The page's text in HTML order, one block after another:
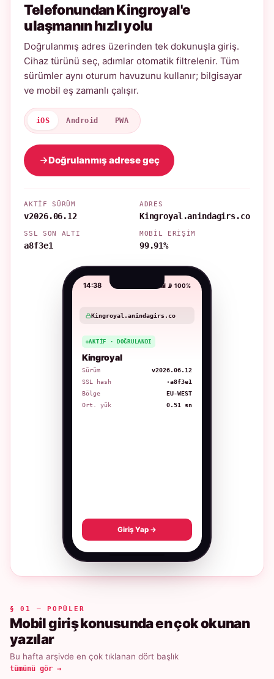
Telefonundan Kingroyal'e
ulaşmanın hızlı yolu
Doğrulanmış adres üzerinden tek dokunuşla giriş.
Cihaz türünü seç, adımlar otomatik filtrelenir. Tüm
sürümler aynı oturum havuzunu kullanır; bilgisayar
ve mobil eş zamanlı çalışır.
iOS Android PWA
Doğrulanmış adrese geç
AKTIF SÜRÜM
v2026.06.12
ADRES
Kingroyal.anindagirs.co
SSL SON ALTI
a8f3e1
MOBIL ERIŞIM
99.91%
14:38 📶 📡 100%
Kingroyal.anindagirs.co
AKTIF · DOĞRULANDI
Kingroyal
Sürüm
v2026.06.12
SSL hash
·a8f3e1
Bölge
EU-WEST
Ort. yük
0.51 sn
Giriş Yap →
§ 01 — POPÜLER
Mobil giriş konusunda en çok okunan
yazılar
Bu hafta arşivde en çok tıklanan dört başlık
tümünü gör →